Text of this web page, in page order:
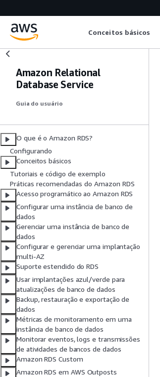
Conceitos básicos
Amazon Relational
Database Service
Guia do usuário
O que é o Amazon RDS?
Configurando
Conceitos básicos
Tutoriais e código de exemplo
Práticas recomendadas do Amazon RDS
Acesso programático ao Amazon RDS
Configurar uma instância de banco de
dados
Gerenciar uma instância de banco de
dados
Configurar e gerenciar uma implantação
multi-AZ
Suporte estendido do RDS
Usar implantações azul/verde para
atualizações de banco de dados
Backup, restauração e exportação de
dados
Métricas de monitoramento em uma
instância de banco de dados
Monitorar eventos, logs e transmissões
de atividades de bancos de dados
Amazon RDS Custom
Amazon RDS em AWS Outposts